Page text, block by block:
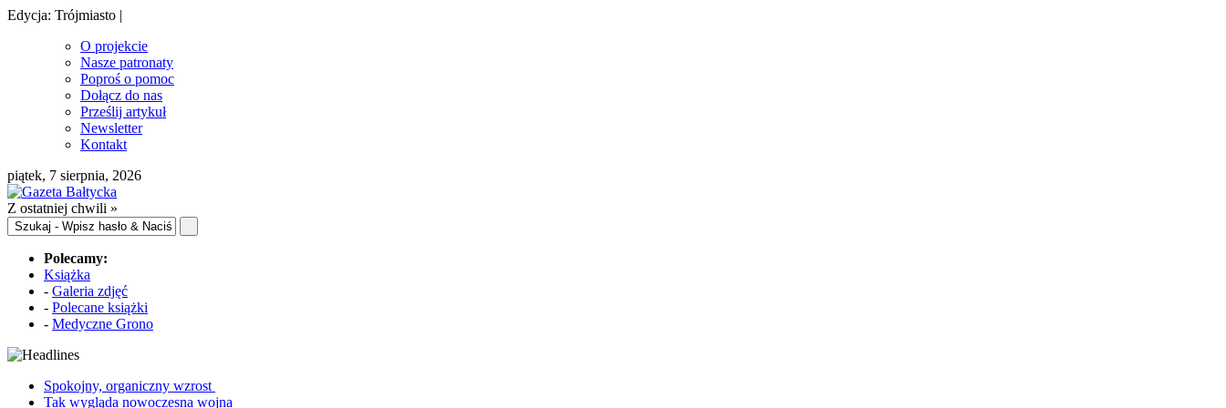
Edycja: Trójmiasto |
O projekcie
Nasze patronaty
Poproś o pomoc
Dołącz do nas
Prześlij artykuł
Newsletter
Kontakt
piątek, 7 sierpnia, 2026
Z ostatniej chwili »
Polecamy:
Książka
- Galeria zdjęć
- Polecane książki
- Medyczne Grono
Spokojny, organiczny wzrost
Tak wygląda nowoczesna wojna